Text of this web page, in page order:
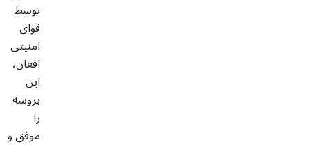
توسط
قوای
امنیتی
افغان،
این
پروسه
را
موفق و